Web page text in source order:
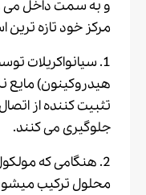
و به سمت داخل می
مرکز خود تازه ترین
1. سیانواکریلات
هیدروکینون) مایع
تثبیت کننده از
جلوگیری می کنند.
2. هنگامی که
محلول ترکیب